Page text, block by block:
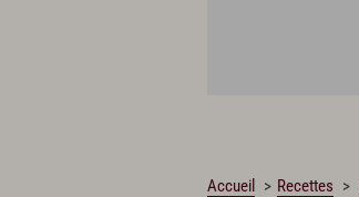
Accueil Recettes